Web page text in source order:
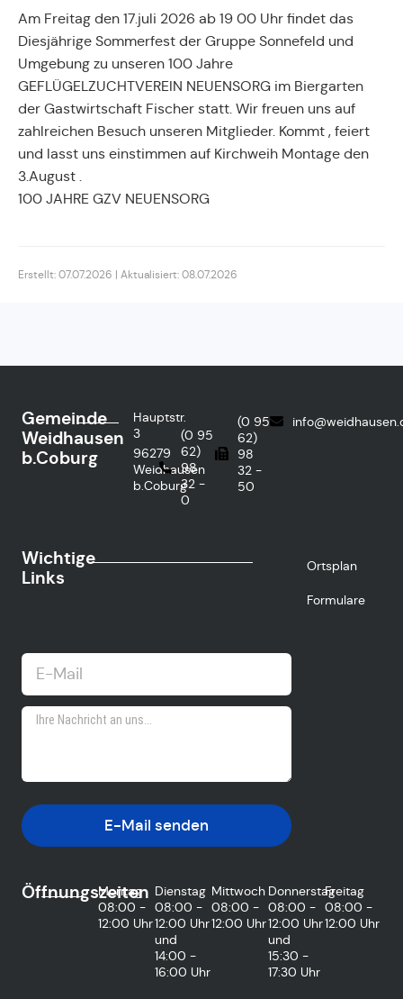
Am Freitag den 17.juli 2026 ab 19 00 Uhr findet das
Diesjährige Sommerfest der Gruppe Sonnefeld und
Umgebung zu unseren 100 Jahre
GEFLÜGELZUCHTVEREIN NEUENSORG im Biergarten
der Gastwirtschaft Fischer statt. Wir freuen uns auf
zahlreichen Besuch unseren Mitglieder. Kommt , feiert
und lasst uns einstimmen auf Kirchweih Montage den
3.August .
100 JAHRE GZV NEUENSORG
Erstellt: 07.07.2026 | Aktualisiert: 08.07.2026
Gemeinde
Weidhausen
b.Coburg
Hauptstr.
3
96279
Weidhausen
b.Coburg
(0 95
62)
98
32 -
0
(0 95
62)
98
32 -
50
Wichtige
Links
Ortsplan
Formulare
E-Mail senden
Öffnungszeiten
Montag
08:00 -
12:00 Uhr
Dienstag
08:00 -
12:00 Uhr
und
14:00 -
16:00 Uhr
Mittwoch
08:00 -
12:00 Uhr
Donnerstag
08:00 -
12:00 Uhr
und
15:30 -
17:30 Uhr
Freitag
08:00 -
12:00 Uhr